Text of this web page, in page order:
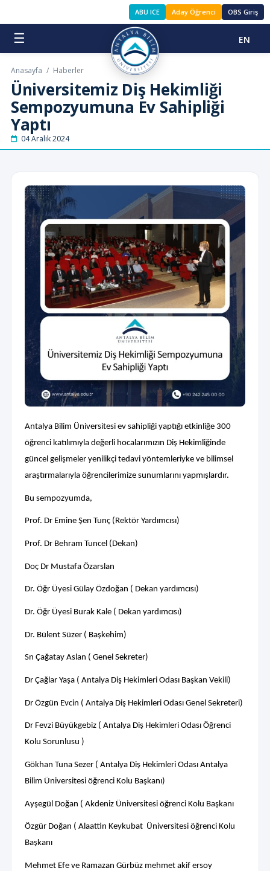
ABU ICE Aday Öğrenci OBS Giriş
☰ EN
Anasayfa / Haberler
Üniversitemiz Diş Hekimliği
Sempozyumuna Ev Sahipliği
Yaptı
04 Aralık 2024
Antalya Bilim Üniversitesi ev sahipliği yaptığı etkinliğe 300
öğrenci katılımıyla değerli hocalarımızın Diş Hekimliğinde
güncel gelişmeler yenilikçi tedavi yöntemleriyke ve bilimsel
araştırmalarıyla öğrencilerimize sunumlarını yapmışlardır.
Bu sempozyumda,
Prof. Dr Emine Şen Tunç (Rektör Yardımcısı)
Prof. Dr Behram Tuncel (Dekan)
Doç Dr Mustafa Özarslan
Dr. Öğr Üyesi Gülay Özdoğan ( Dekan yardımcısı)
Dr. Öğr Üyesi Burak Kale ( Dekan yardımcısı)
Dr. Bülent Süzer ( Başkehim)
Sn Çağatay Aslan ( Genel Sekreter)
Dr Çağlar Yaşa ( Antalya Diş Hekimleri Odası Başkan Vekili)
Dr Özgün Evcin ( Antalya Diş Hekimleri Odası Genel Sekreteri)
Dr Fevzi Büyükgebiz ( Antalya Diş Hekimleri Odası Öğrenci
Kolu Sorunlusu )
Gökhan Tuna Sezer ( Antalya Diş Hekimleri Odası Antalya
Bilim Üniversitesi öğrenci Kolu Başkanı)
Ayşegül Doğan ( Akdeniz Üniversitesi öğrenci Kolu Başkanı
Özgür Doğan ( Alaattin Keykubat Üniversitesi öğrenci Kolu
Başkanı
Mehmet Efe ve Ramazan Gürbüz mehmet akif ersoy